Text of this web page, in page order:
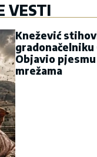
VESTI
Knežević
Objavio
mrežama